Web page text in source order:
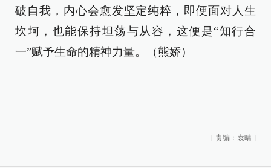
破自我，内心会愈发坚定纯粹，即便面对人生
坎坷，也能保持坦荡与从容，这便是“知行合
一”赋予生命的精神力量。（熊娇）
[ 责编：袁晴 ]